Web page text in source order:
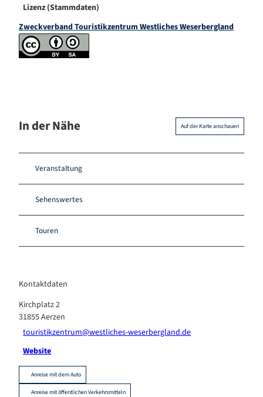
Lizenz (Stammdaten)
Zweckverband Touristikzentrum Westliches Weserbergland
In der Nähe Auf der Karte anschauen
Veranstaltung
Sehenswertes
Touren
Kontaktdaten
Kirchplatz 2
31855Aerzen
touristikzentrum@westliches-weserbergland.de
Website
Anreise mit dem Auto
Anreise mit öffentlichen Verkehrsmitteln